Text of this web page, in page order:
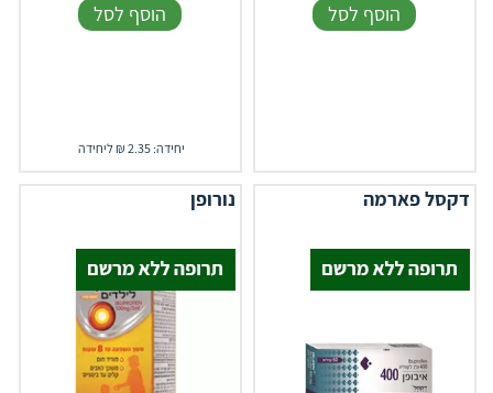
הוסף לסל
הוסף לסל
יחידה: 2.35 ₪ ליחידה
דקסל פארמה נורופן